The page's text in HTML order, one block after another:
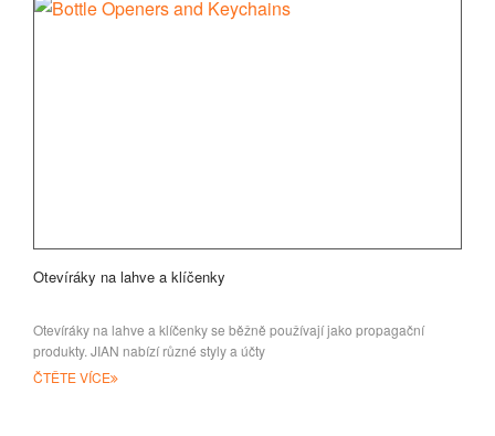
Otevíráky na lahve a klíčenky
Otevíráky na lahve a klíčenky se běžně používají jako propagační
produkty. JIAN nabízí různé styly a účty
ČTĚTE VÍCE